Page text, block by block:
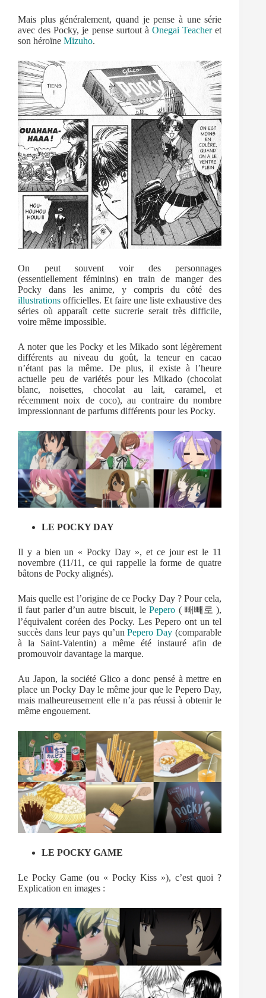
Mais plus généralement, quand je pense à une série
avec des Pocky, je pense surtout à Onegai Teacheret
son héroïne Mizuho.
On peut souvent voir des personnages
(essentiellement féminins) en train de manger des
Pocky dans les anime, y compris du côté des
illustrations officielles. Et faire une liste exhaustive des
séries où apparaît cette sucrerie serait très difficile,
voire même impossible.
A noter que les Pocky et les Mikado sont légèrement
différents au niveau du goût, la teneur en cacao
n’étant pas la même. De plus, il existe à l’heure
actuelle peu de variétés pour les Mikado (chocolat
blanc, noisettes, chocolat au lait, caramel, et
récemment noix de coco), au contraire du nombre
impressionnant de parfums différents pour les Pocky.
LE POCKY DAY
Il y a bien un « Pocky Day », et ce jour est le 11
novembre (11/11, ce qui rappelle la forme de quatre
bâtons de Pocky alignés).
Mais quelle est l’origine de ce Pocky Day ? Pour cela,
il faut parler d’un autre biscuit, lePepero ( 빼빼로 ),
l’équivalent coréen des Pocky. Les Pepero ont un tel
succès dans leur pays qu’unPepero Day (comparable
à la Saint-Valentin) a même été instauré afin de
promouvoir davantage la marque.
Au Japon, la société Glico a donc pensé à mettre en
place un Pocky Day le même jour que le Pepero Day,
mais malheureusement elle n’a pas réussi à obtenir le
même engouement.
LE POCKY GAME
Le Pocky Game (ou « Pocky Kiss »), c’est quoi ?
Explication en images :